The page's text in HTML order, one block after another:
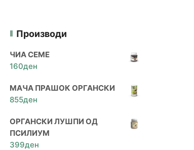
Производи
ЧИА СЕМЕ
160ден
МАЧА ПРАШОК ОРГАНСКИ
855ден
ОРГАНСКИ ЛУШПИ ОД
ПСИЛИУМ
399ден